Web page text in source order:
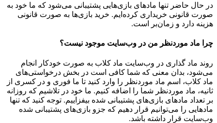
در حال حاضر تنها مادهای بازی‌هایی پشتیبانی می‌شود که ما خود به
صورت قانونی خریداری کرده‌ایم. خرید بازی‌ها به صورت قانونی
هزینه دارد و زمان‌بر است.
چرا ماد موردنظر من در وب‌سایت موجود نیست؟
روند ماد گذاری در وب‌سایت ماد کلاب به صورت خودکار انجام
می‌شود، بدان معنی که شما کافی است در بخش درخواستی‌های
ماد کلاب، اسم ماد موردنظر را وارد کنید تا ما فوری و در کسری از
ثانیه، ماد موردنظر شما را اضافه کنیم. ما خود در تلاشیم که روزانه
بر تعداد مادهای بازی‌های پشتیبانی شده بیفزاییم. توجه کنید که تنها
مادهایی را می‌توانیم قرار دهیم که جزو بازی‌های پشتیبانی شده
وب‌سایت قرار داشته باشد.